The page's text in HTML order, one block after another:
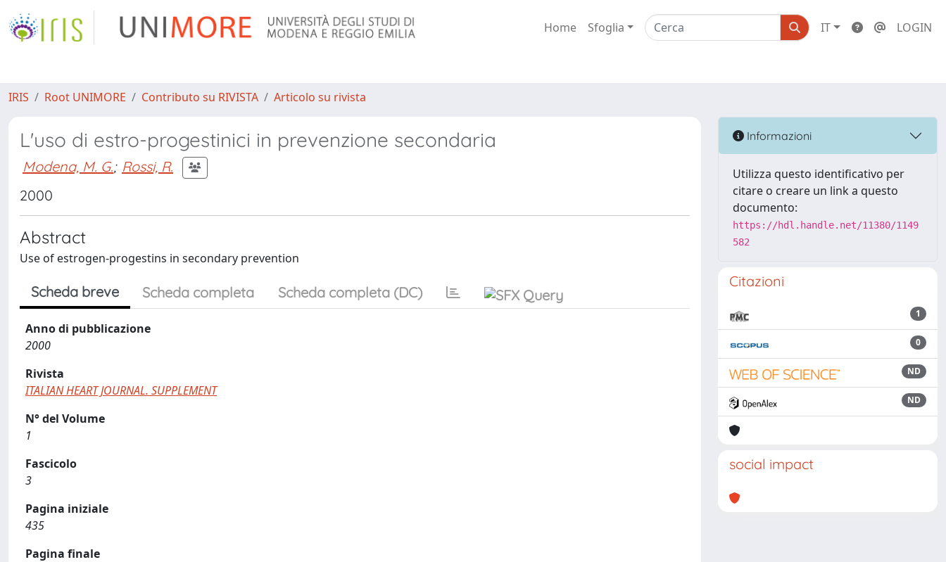
Home Sfoglia IT LOGIN
IRIS Root UNIMORE Contributo su RIVISTA Articolo su rivista
L'uso di estro-progestinici in prevenzione secondaria
Modena, M. G.; Rossi, R.
2000
Abstract
Use of estrogen-progestins in secondary prevention
Scheda breve Scheda completa Scheda completa (DC)
Anno di pubblicazione
2000
Rivista
ITALIAN HEART JOURNAL. SUPPLEMENT
N° del Volume
1
Fascicolo
3
Pagina iniziale
435
Pagina finale
Informazioni
Utilizza questo identificativo per
citare o creare un link a questo
documento:
https://hdl.handle.net/11380/1149
582
Citazioni
1
0
ND
ND
social impact